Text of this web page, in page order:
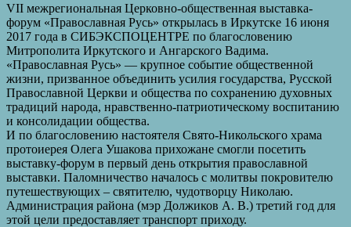
VII межрегиональная Церковно-общественная выставка-
форум «Православная Русь» открылась в Иркутске 16 июня
2017 года в СИБЭКСПОЦЕНТРЕ по благословению
Митрополита Иркутского и Ангарского Вадима.
«Православная Русь» — крупное событие общественной
жизни, призванное объединить усилия государства, Русской
Православной Церкви и общества по сохранению духовных
традиций народа, нравственно-патриотическому воспитанию
и консолидации общества.
И по благословению настоятеля Свято-Никольского храма
протоиерея Олега Ушакова прихожане смогли посетить
выставку-форум в первый день открытия православной
выставки. Паломничество началось с молитвы покровителю
путешествующих – святителю, чудотворцу Николаю.
Администрация района (мэр Должиков А. В.) третий год для
этой цели предоставляет транспорт приходу.